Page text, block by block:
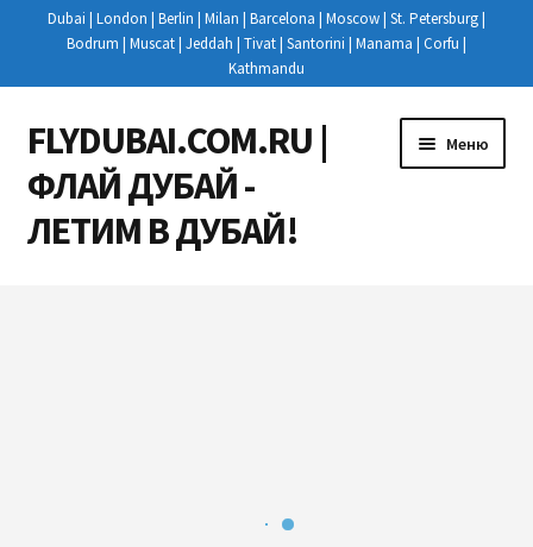
Dubai | London | Berlin | Milan | Barcelona | Moscow | St. Petersburg |
Bodrum | Muscat | Jeddah | Tivat | Santorini | Manama | Corfu |
Kathmandu
Перейти
к
навигации
Перейти
к
содержимому
FLYDUBAI.COM.RU |
ФЛАЙ ДУБАЙ -
ЛЕТИМ В ДУБАЙ!
Меню